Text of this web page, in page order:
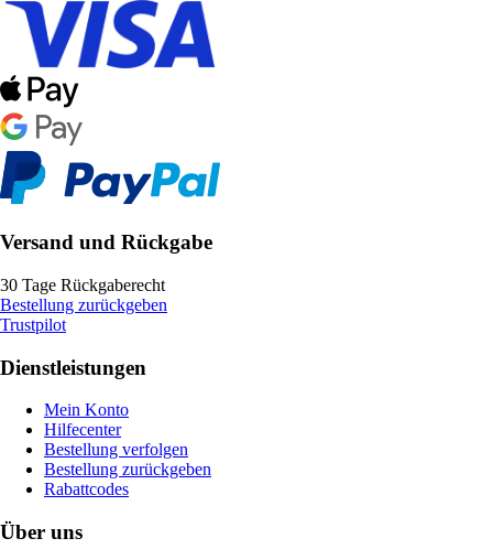
Versand und Rückgabe
30 Tage Rückgaberecht
Bestellung zurückgeben
Trustpilot
Dienstleistungen
Mein Konto
Hilfecenter
Bestellung verfolgen
Bestellung zurückgeben
Rabattcodes
Über uns